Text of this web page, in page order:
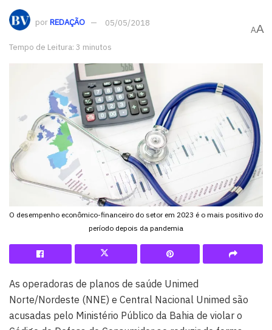
porREDAÇÃO 05/05/2018
Tempo de Leitura: 3 minutos
AA
O desempenho econômico-financeiro do setor em 2023 é o mais positivo do
período depois da pandemia
As operadoras de planos de saúde Unimed
Norte/Nordeste (NNE) e Central Nacional Unimed são
acusadas pelo Ministério Público da Bahia de violar o